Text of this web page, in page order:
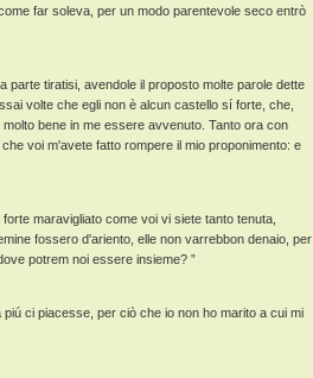
far soleva, per un modo parentevole seco entrò
parte tiratisi, avendole il proposto molte parole dette
volte che egli non è alcun castello sí forte, che,
bene in me essere avvenuto. Tanto ora con
voi m'avete fatto rompere il mio proponimento: e
maravigliato come voi vi siete tanto tenuta,
fossero d'ariento, elle non varrebbon denaio, per
potrem noi essere insieme? ”
ci piacesse, per ciò che io non ho marito a cui mi